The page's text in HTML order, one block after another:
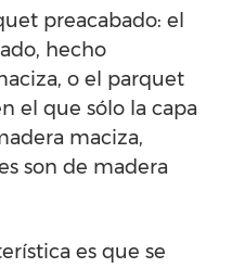
preacabado: el
hecho
o el parquet
el que sólo la capa
maciza,
son de madera
es que se